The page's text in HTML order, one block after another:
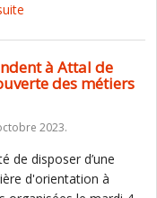
à Attal de
des métiers
2023.
de disposer d’une
d'orientation à